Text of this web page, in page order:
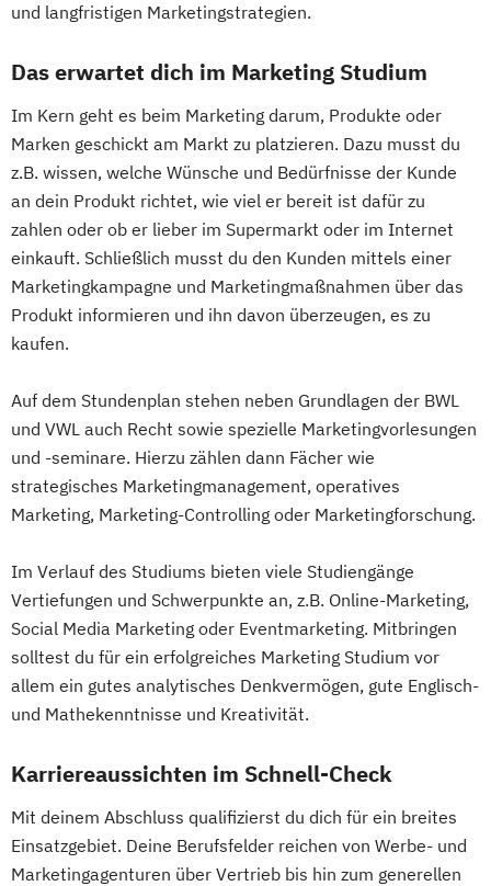
und langfristigen Marketingstrategien.
Das erwartet dich im Marketing Studium
Im Kern geht es beim Marketing darum, Produkte oder
Marken geschickt am Markt zu platzieren. Dazu musst du
z.B. wissen, welche Wünsche und Bedürfnisse der Kunde
an dein Produkt richtet, wie viel er bereit ist dafür zu
zahlen oder ob er lieber im Supermarkt oder im Internet
einkauft. Schließlich musst du den Kunden mittels einer
Marketingkampagne und Marketingmaßnahmen über das
Produkt informieren und ihn davon überzeugen, es zu
kaufen.
Auf dem Stundenplan stehen neben Grundlagen der BWL
und VWL auch Recht sowie spezielle Marketingvorlesungen
und -seminare. Hierzu zählen dann Fächer wie
strategisches Marketingmanagement, operatives
Marketing, Marketing-Controlling oder Marketingforschung.
Im Verlauf des Studiums bieten viele Studiengänge
Vertiefungen und Schwerpunkte an, z.B. Online-Marketing,
Social Media Marketing oder Eventmarketing. Mitbringen
solltest du für ein erfolgreiches Marketing Studium vor
allem ein gutes analytisches Denkvermögen, gute Englisch-
und Mathekenntnisse und Kreativität.
Karriereaussichten im Schnell-Check
Mit deinem Abschluss qualifizierst du dich für ein breites
Einsatzgebiet. Deine Berufsfelder reichen von Werbe- und
Marketingagenturen über Vertrieb bis hin zum generellen